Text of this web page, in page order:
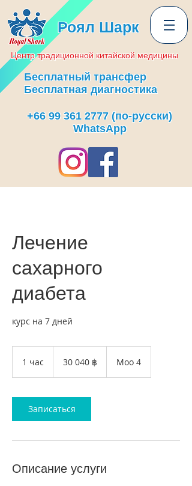
Роял Шарк
Центртрадиционной китайской медицины
Бесплатный трансфер
Бесплатная диагностика
+66 99 361 2777 (по-русски)
WhatsApp
Лечение
сахарного
диабета
курс на 7 дней
1 час
батов30 040 ฿ Moo 4
Записаться
Описание услуги